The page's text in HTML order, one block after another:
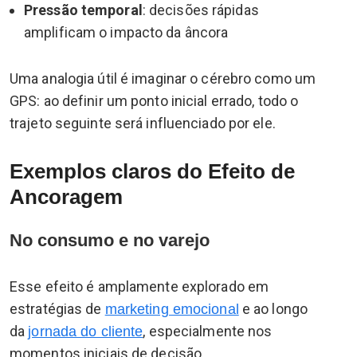
Pressão temporal : decisões rápidas
amplificam o impacto da âncora
Uma analogia útil é imaginar o cérebro como um
GPS: ao definir um ponto inicial errado, todo o
trajeto seguinte será influenciado por ele.
Exemplos claros do Efeito de
Ancoragem
No consumo e no varejo
Esse efeito é amplamente explorado em
estratégias de marketing emocional e ao longo
da jornada do cliente, especialmente nos
momentos iniciais de decisão.